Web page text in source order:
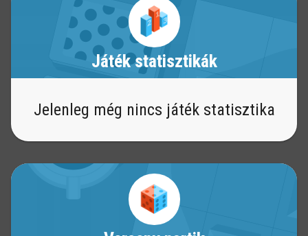
Játék statisztikák
Jelenleg még nincs játék statisztika